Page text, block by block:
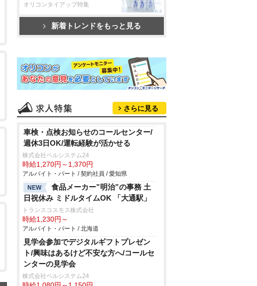
オリコンタイアップ特集
新着トレンドをもっと見る
さらに見る
車検・点検お知らせのコールセンター/
週休3日OK/運転経験が活かせる
株式会社ベルシステム24
時給1,270円～1,370円
アルバイト・パート / 契約社員 / 愛知県
NEW
食品メーカー”明治”の事務 土
日祝休み ミドルタイムOK 「大通駅」
トランスコスモス株式会社
時給1,230円～
アルバイト・パート / 北海道
見学会参加でデジタルギフトプレゼン
ト/興味はあるけど不安な方へ/コールセ
ンターの見学会
株式会社ベルシステム24